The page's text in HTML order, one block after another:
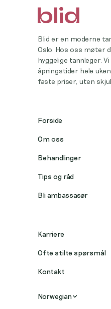
Blid er en moderne
Oslo. Hos oss møter
hyggelige tannleger.
åpningstider hele
faste priser, uten
Forside
Om oss
Behandlinger
Tips og råd
Bli ambassasør
Karriere
Ofte stilte spørsmål
Kontakt
Norwegian